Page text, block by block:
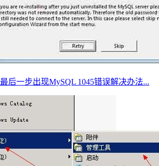
后一步出现MySQL 1045错误解决办法...